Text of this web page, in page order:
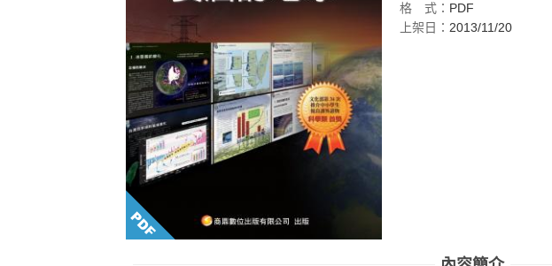
格
式： PDF
上架日： 2013/11/20